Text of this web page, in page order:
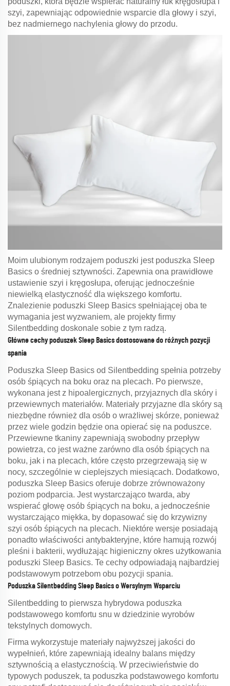
szyi, zapewniając odpowiednie wsparcie dla głowy i szyi,
bez nadmiernego nachylenia głowy do przodu.
Moim ulubionym rodzajem poduszki jest poduszka Sleep
Basics o średniej sztywności. Zapewnia ona prawidłowe
ustawienie szyi i kręgosłupa, oferując jednocześnie
niewielką elastyczność dla większego komfortu.
Znalezienie poduszki Sleep Basics spełniającej oba te
wymagania jest wyzwaniem, ale projekty firmy
Silentbedding doskonale sobie z tym radzą.
Główne cechy poduszek Sleep Basics dostosowane do różnych pozycji
spania
Poduszka Sleep Basics od Silentbedding spełnia potrzeby
osób śpiących na boku oraz na plecach. Po pierwsze,
wykonana jest z hipoalergicznych, przyjaznych dla skóry i
przewiewnych materiałów. Materiały przyjazne dla skóry są
niezbędne również dla osób o wrażliwej skórze, ponieważ
przez wiele godzin będzie ona opierać się na poduszce.
Przewiewne tkaniny zapewniają swobodny przepływ
powietrza, co jest ważne zarówno dla osób śpiących na
boku, jak i na plecach, które często przegrzewają się w
nocy, szczególnie w cieplejszych miesiącach. Dodatkowo,
poduszka Sleep Basics oferuje dobrze zrównoważony
poziom podparcia. Jest wystarczająco twarda, aby
wspierać głowę osób śpiących na boku, a jednocześnie
wystarczająco miękka, by dopasować się do krzywizny
szyi osób śpiących na plecach. Niektóre wersje posiadają
ponadto właściwości antybakteryjne, które hamują rozwój
pleśni i bakterii, wydłużając higieniczny okres użytkowania
poduszki Sleep Basics. Te cechy odpowiadają najbardziej
podstawowym potrzebom obu pozycji spania.
Poduszka Silentbedding Sleep Basics o Wersylnym Wsparciu
Silentbedding to pierwsza hybrydowa poduszka
podstawowego komfortu snu w dziedzinie wyrobów
tekstylnych domowych.
Firma wykorzystuje materiały najwyższej jakości do
wypełnień, które zapewniają idealny balans między
sztywnością a elastycznością. W przeciwieństwie do
typowych poduszek, ta poduszka podstawowego komfortu